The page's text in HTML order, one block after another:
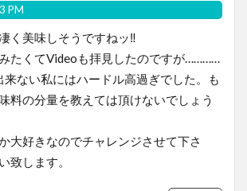
PM
く美味しそうですねッ‼︎
たくてVideoも拝見したのですが…………
ない私にはハードル高過ぎでした。も
料の分量を教えては頂けないでしょう
大好きなのでチャレンジさせて下さ
致します。